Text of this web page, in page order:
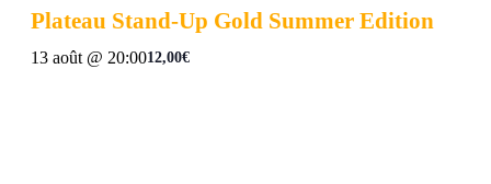
Plateau Stand-Up Gold Summer Edition
13 août @ 20:0012,00€